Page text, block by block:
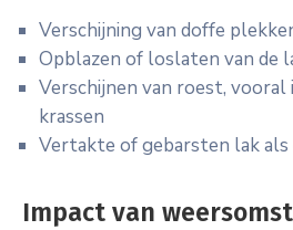
Verschijning van doffe
Opblazen of loslaten van de
Verschijnen van roest, vooral
krassen
Vertakte of gebarsten lak
Impact van